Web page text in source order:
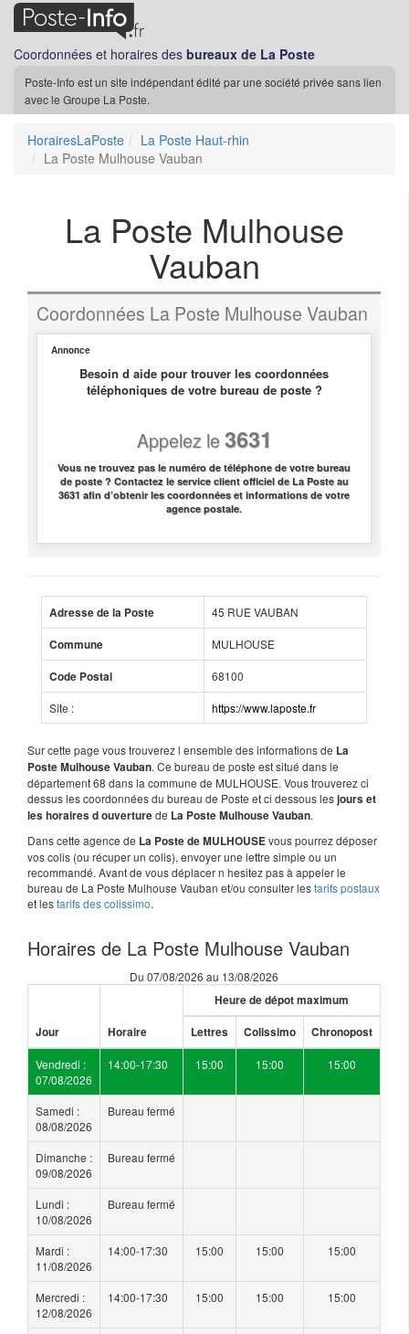
Coordonnées et horaires des bureaux de La Poste
Poste-Info est un site indépendant édité par une société privée sans lien
avec le Groupe La Poste.
HorairesLaPoste
La Poste Haut-rhin
La Poste Mulhouse Vauban
La Poste Mulhouse
Vauban
Coordonnées La Poste Mulhouse Vauban
Annonce
Besoin d aide pour trouver les coordonnées
téléphoniques de votre bureau de poste ?
Appelez le3631
Vous ne trouvez pas le numéro de téléphone de votre bureau
de poste ? Contactez le service client officiel de La Poste au
3631 afin d’obtenir les coordonnées et informations de votre
agence postale.
Adresse de la Poste 45 RUE VAUBAN
Commune MULHOUSE
Code Postal 68100
Site : https://www.laposte.fr
Sur cette page vous trouverez l ensemble des informations de La
Poste Mulhouse Vauban. Ce bureau de poste est situé dans le
département 68 dans la commune de MULHOUSE. Vous trouverez ci
dessus les coordonnées du bureau de Poste et ci dessous lesjours et
les horaires d ouverturede La Poste Mulhouse Vauban.
Dans cette agence de La Poste de MULHOUSEvous pourrez déposer
vos colis (ou récuper un colis), envoyer une lettre simple ou un
recommandé. Avant de vous déplacer n hesitez pas à appeler le
bureau de La Poste Mulhouse Vauban et/ou consulter lestarifs postaux
et lestarifs des colissimo.
Horaires de La Poste Mulhouse Vauban
Du 07/08/2026 au 13/08/2026
Jour Horaire
Heure de dépot maximum
Lettres Colissimo Chronopost
Vendredi :
07/08/2026
14:00-17:30 15:00 15:00 15:00
Samedi :
08/08/2026
Bureau fermé
Dimanche :
09/08/2026
Bureau fermé
Lundi :
10/08/2026
Bureau fermé
Mardi :
11/08/2026
14:00-17:30 15:00 15:00 15:00
Mercredi :
12/08/2026
14:00-17:30 15:00 15:00 15:00